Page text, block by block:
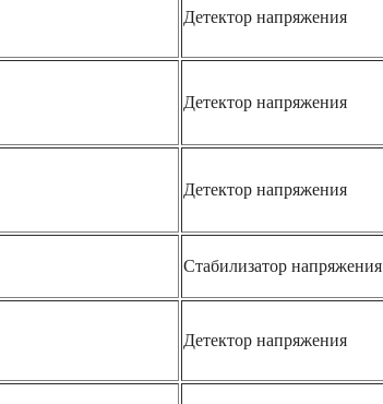
Детектор напряжения
Детектор напряжения
Детектор напряжения
Стабилизатор напряжения
Детектор напряжения